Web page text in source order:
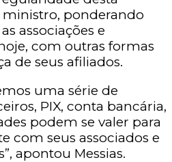
ministro, ponderando
associações e
com outras formas
de seus afiliados.
uma série de
PIX, conta bancária,
podem se valer para
com seus associados e
apontou Messias.